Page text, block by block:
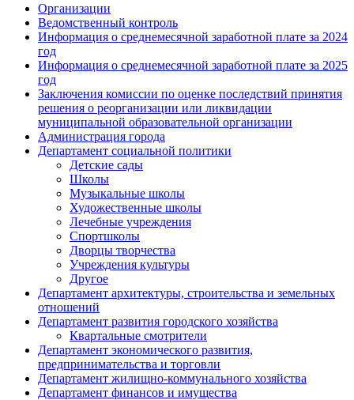
Организации
Ведомственный контроль
Информация о среднемесячной заработной плате за 2024
год
Информация о среднемесячной заработной плате за 2025
год
Заключения комиссии по оценке последствий принятия
решения о реорганизации или ликвидации
муниципальной образовательной организации
Администрация города
Департамент социальной политики
Детские сады
Школы
Музыкальные школы
Художественные школы
Лечебные учреждения
Спортшколы
Дворцы творчества
Учреждения культуры
Другое
Департамент архитектуры, строительства и земельных
отношений
Департамент развития городского хозяйства
Квартальные смотрители
Департамент экономического развития,
предпринимательства и торговли
Департамент жилищно-коммунального хозяйства
Департамент финансов и имущества